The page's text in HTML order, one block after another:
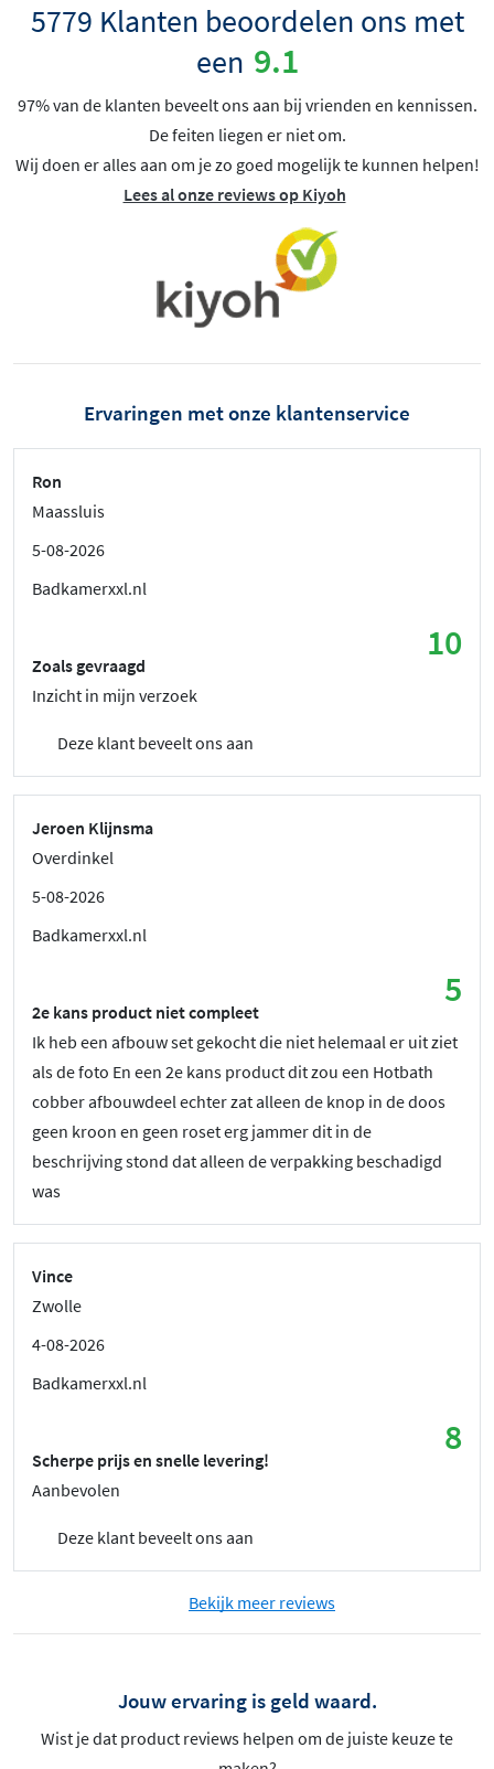
5779 Klanten beoordelen ons met
een 9.1
97% van de klanten beveelt ons aan bij vrienden en kennissen.
De feiten liegen er niet om.
Wij doen er alles aan om je zo goed mogelijk te kunnen helpen!
Lees al onze reviews op Kiyoh
Ervaringen met onze klantenservice
Ron
Maassluis
5-08-2026
Badkamerxxl.nl
10
Zoals gevraagd
Inzicht in mijn verzoek
Deze klant beveelt ons aan
Jeroen Klijnsma
Overdinkel
5-08-2026
Badkamerxxl.nl
5
2e kans product niet compleet
Ik heb een afbouw set gekocht die niet helemaal er uit ziet
als de foto En een 2e kans product dit zou een Hotbath
cobber afbouwdeel echter zat alleen de knop in de doos
geen kroon en geen roset erg jammer dit in de
beschrijving stond dat alleen de verpakking beschadigd
was
Vince
Zwolle
4-08-2026
Badkamerxxl.nl
8
Scherpe prijs en snelle levering!
Aanbevolen
Deze klant beveelt ons aan
Bekijk meer reviews
Jouw ervaring is geld waard.
Wist je dat product reviews helpen om de juiste keuze te